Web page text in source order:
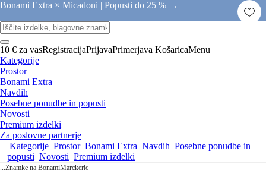
Bonami Extra × Micadoni | Popusti do 25 % →
10 € za vasRegistracijaPrijavaPrimerjava KošaricaMenu
Kategorije
Prostor
Bonami Extra
Navdih
Posebne ponudbe in popusti
Novosti
Premium izdelki
Za poslovne partnerje
Kategorije Prostor Bonami Extra Navdih Posebne ponudbe in
popusti Novosti Premium izdelki
...Znamke na BonamiMarckeric